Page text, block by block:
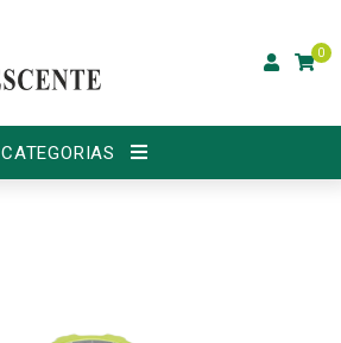
0
CATEGORIAS